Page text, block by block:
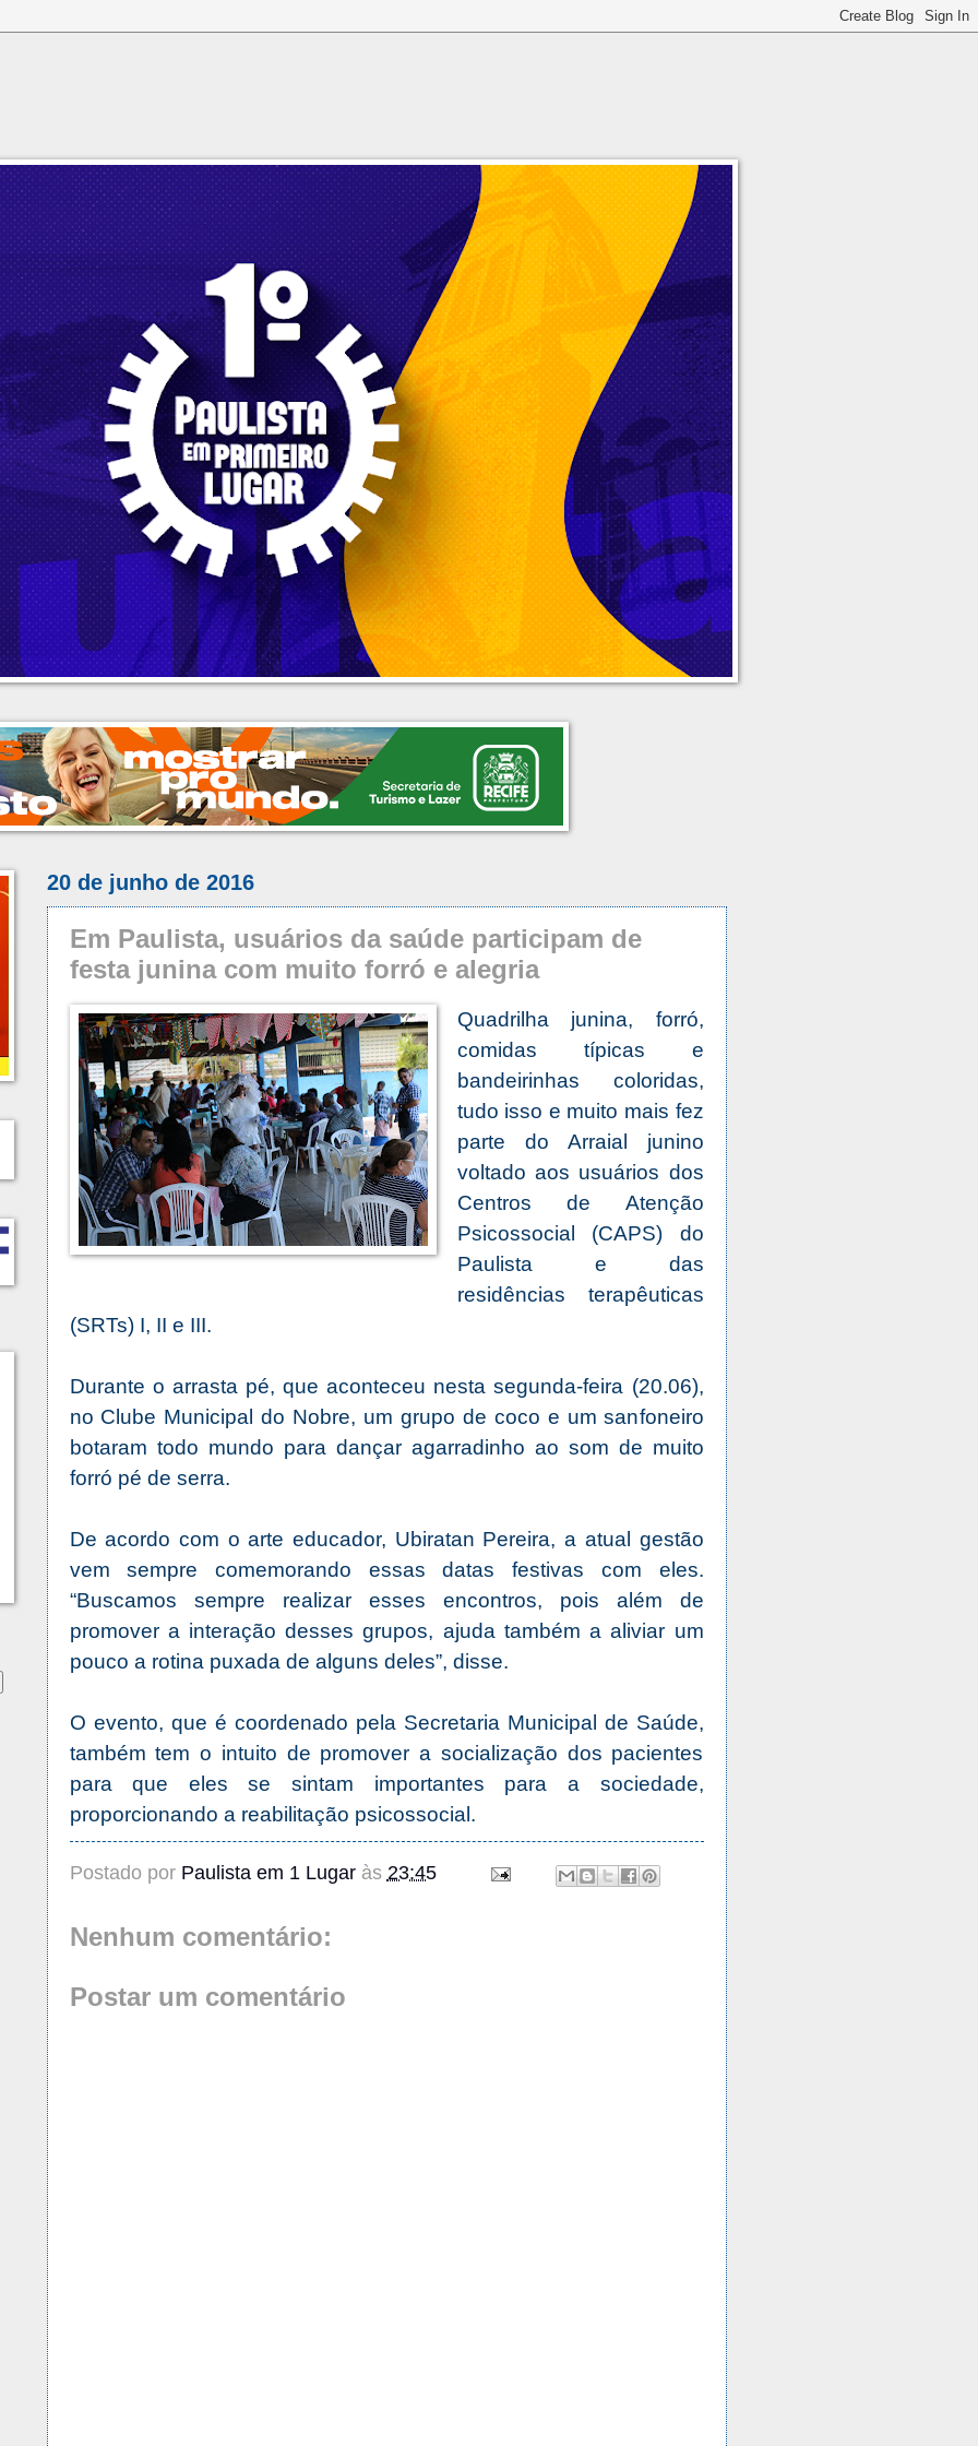
20 de junho de 2016
Em Paulista, usuários da saúde participam de
festa junina com muito forró e alegria
Quadrilha junina, forró,
comidas típicas e
bandeirinhas coloridas,
tudo isso e muito mais fez
parte do Arraial junino
voltado aos usuários dos
Centros de Atenção
Psicossocial (CAPS) do
Paulista e das
residências terapêuticas
(SRTs) I, II e III.
Durante o arrasta pé, que aconteceu nesta segunda-feira (20.06),
no Clube Municipal do Nobre, um grupo de coco e um sanfoneiro
botaram todo mundo para dançar agarradinho ao som de muito
forró pé de serra.
De acordo com o arte educador, Ubiratan Pereira, a atual gestão
vem sempre comemorando essas datas festivas com eles.
“Buscamos sempre realizar esses encontros, pois além de
promover a interação desses grupos, ajuda também a aliviar um
pouco a rotina puxada de alguns deles”, disse.
O evento, que é coordenado pela Secretaria Municipal de Saúde,
também tem o intuito de promover a socialização dos pacientes
para que eles se sintam importantes para a sociedade,
proporcionando a reabilitação psicossocial.
Postado por Paulista em 1 Lugar às 23:45
Nenhum comentário:
Postar um comentário